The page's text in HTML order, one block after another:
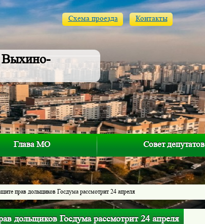
Схема проезда Контакты
Глава МО Совет депутатов
прав дольщиков Госдума рассмотрит 24 апреля
дольщиков Госдума рассмотрит 24 апреля